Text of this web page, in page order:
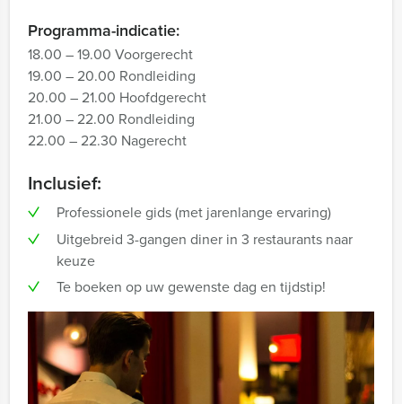
Programma-indicatie:
18.00 – 19.00 Voorgerecht
19.00 – 20.00 Rondleiding
20.00 – 21.00 Hoofdgerecht
21.00 – 22.00 Rondleiding
22.00 – 22.30 Nagerecht
Inclusief:
Professionele gids (met jarenlange ervaring)
Uitgebreid 3-gangen diner in 3 restaurants naar
keuze
Te boeken op uw gewenste dag en tijdstip!